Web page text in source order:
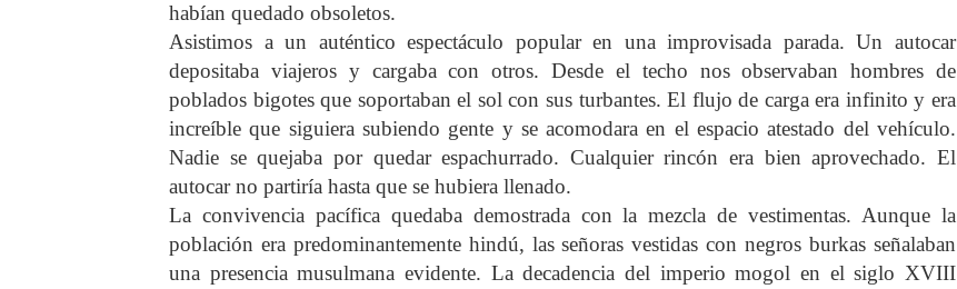
habían quedado obsoletos.
Asistimos a un auténtico espectáculo popular en una improvisada parada. Un autocar
depositaba viajeros y cargaba con otros. Desde el techo nos observaban hombres de
poblados bigotes que soportaban el sol con sus turbantes. El flujo de carga era infinito y era
increíble que siguiera subiendo gente y se acomodara en el espacio atestado del vehículo.
Nadie se quejaba por quedar espachurrado. Cualquier rincón era bien aprovechado. El
autocar no partiría hasta que se hubiera llenado.
La convivencia pacífica quedaba demostrada con la mezcla de vestimentas. Aunque la
población era predominantemente hindú, las señoras vestidas con negros burkas señalaban
una presencia musulmana evidente. La decadencia del imperio mogol en el siglo XVIII